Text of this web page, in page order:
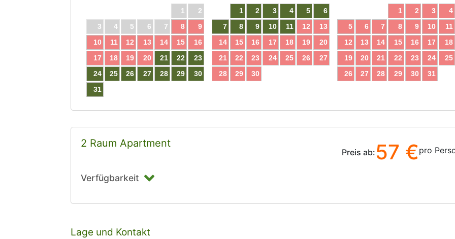
1
2
3
4 5 6 7 8
9
10
11 12 13 14 15
16
17
18 19 20 21 22
23
24
25 26 27 28 29
30
31
1 2 3 4 5
6
7
8 9 10 11 12
13
14
15 16 17 18 19
20
21
22 23 24 25 26
27
28
29 30
1 2 3
4
5
6 7 8 9 10
11
12
13 14 15 16 17
18
19
20 21 22 23 24
25
26
27 28 29 30 31
2 Raum Apartment
Preis ab: 57 €pro
Verfügbarkeit
Lage und Kontakt